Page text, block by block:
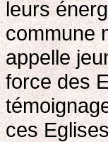
leurs
commune
appelle
force des
ces